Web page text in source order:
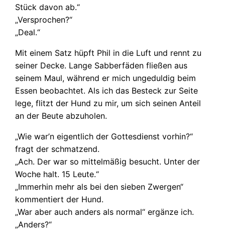
Stück davon ab.“
„Versprochen?“
„Deal.“
Mit einem Satz hüpft Phil in die Luft und rennt zu
seiner Decke. Lange Sabberfäden fließen aus
seinem Maul, während er mich ungeduldig beim
Essen beobachtet. Als ich das Besteck zur Seite
lege, flitzt der Hund zu mir, um sich seinen Anteil
an der Beute abzuholen.
„Wie war’n eigentlich der Gottesdienst vorhin?“
fragt der schmatzend.
„Ach. Der war so mittelmäßig besucht. Unter der
Woche halt. 15 Leute.“
„Immerhin mehr als bei den sieben Zwergen“
kommentiert der Hund.
„War aber auch anders als normal“ ergänze ich.
„Anders?“